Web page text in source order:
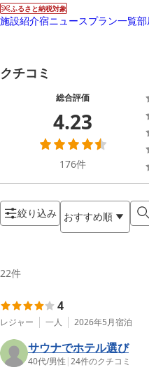
ふるさと納税対象
施設紹介宿ニュースプラン一覧
クチコミ
総合評価
4.23
176件
絞り込み おすすめ順
22件
4
レジャー 一人 2026年5月宿泊
サウナでホテル選び
40代/男性 |24件のクチコミ